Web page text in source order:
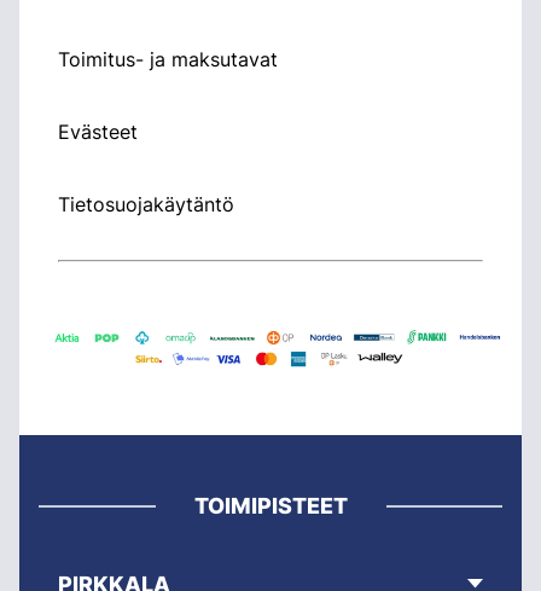
Toimitus- ja maksutavat
Evästeet
Tietosuojakäytäntö
TOIMIPISTEET
PIRKKALA